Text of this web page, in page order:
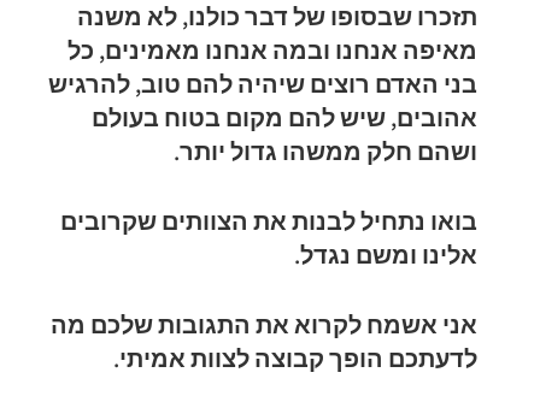
תזכרו שבסופו של דבר כולנו, לא משנה
מאיפה אנחנו ובמה אנחנו מאמינים, כל
בני האדם רוצים שיהיה להם טוב, להרגיש
אהובים, שיש להם מקום בטוח בעולם
ושהם חלק ממשהו גדול יותר.
בואו נתחיל לבנות את הצוותים שקרובים
אלינו ומשם נגדל.
אני אשמח לקרוא את התגובות שלכם מה
לדעתכם הופך קבוצה לצוות אמיתי.